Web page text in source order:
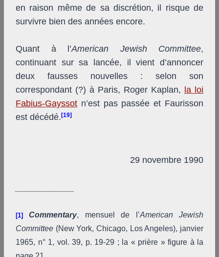
en raison même de sa discrétion, il risque de
survivre bien des années encore.
Quant à l’American Jewish Committee,
continuant sur sa lancée, il vient d’annoncer
deux fausses nouvelles : selon son
correspondant (?) à Paris, Roger Kaplan, la loi
Fabius-Gayssot n’est pas passée et Faurisson
est décédé. [19]
29 novembre 1990
[1] Commentary, mensuel de l’American Jewish
Committee (New York, Chicago, Los Angeles), janvier
1965, n° 1, vol. 39, p. 19-29 ; la « prière » figure à la